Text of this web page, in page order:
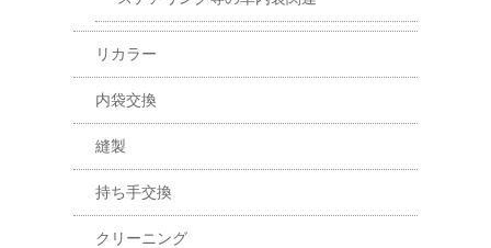
リカラー
内袋交換
縫製
持ち手交換
クリーニング